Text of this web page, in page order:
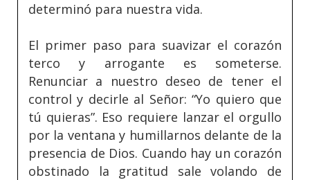
determinó para nuestra vida.
El primer paso para suavizar el corazón
terco y arrogante es someterse.
Renunciar a nuestro deseo de tener el
control y decirle al Señor: “Yo quiero que
tú quieras”. Eso requiere lanzar el orgullo
por la ventana y humillarnos delante de la
presencia de Dios. Cuando hay un corazón
obstinado la gratitud sale volando de